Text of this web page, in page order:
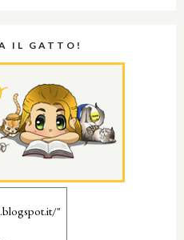
IL GATTO!